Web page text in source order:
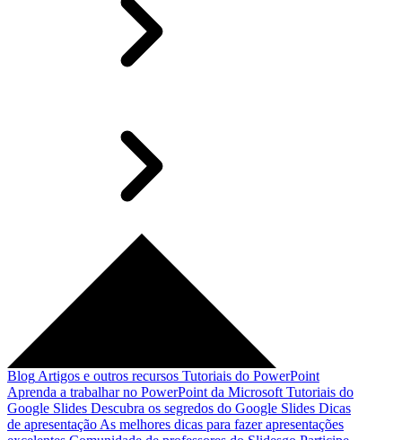
Blog Artigos e outros recursos Tutoriais do PowerPoint
Aprenda a trabalhar no PowerPoint da Microsoft Tutoriais do
Google Slides Descubra os segredos do Google Slides Dicas
de apresentação As melhores dicas para fazer apresentações